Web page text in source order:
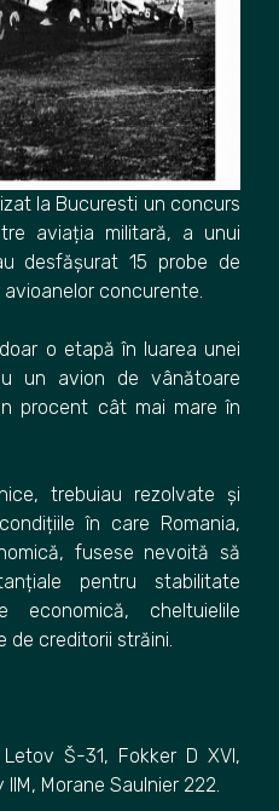
la Bucuresti un concurs
aviația militară, a unui
desfășurat 15 probe de
concurente.
o etapă în luarea unei
un avion de vânătoare
procent cât mai mare în
trebuiau rezolvate și
în care Romania,
fusese nevoită să
pentru stabilitate
economică, cheltuielile
de creditorii străini.
Š-31, Fokker D XVI,
Morane Saulnier 222.